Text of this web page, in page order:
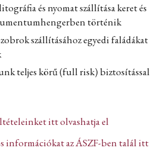
és nyomat szállítása keret és
történik
szállításához egyedi faládákat
teljes körű (full risk) biztosítással
itt olvashatja el
információkat az ÁSZF-ben talál itt